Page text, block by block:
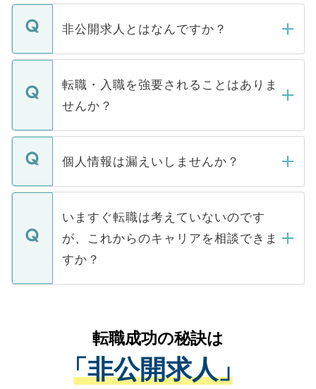
ご登録いただきましたら、弊社担当者がご
登録内容を確認し、その後メールもしくは
ます。通常、5営業日以内にはご連絡をせて
いただきますので、しばらくお待ちくださ
非公開求人とはなんですか？
マイナビDOCTORで取り扱っている求人の
うち約3割は、Webサイトからご覧いただ
けない「非公開求人」です。非公開求人は
下記の理由によって、一般には公開してい
ません。
■応募殺到を避けるため 人気のある医療機
関を公にしてしまうと、応募が殺到する場
に、医療機関が求める条件に合った人材の
みを人材紹介会社に依頼するケースが増え
ています。
転職・入職を強要されることはありま
せんか？
転職・入職を強要することは一切ありませ
ん。また、仮に応募先から内定をいただい
定を承諾する必要はありません。内定先へ
の辞退の連絡はキャリアパートナーが行い
個人情報は漏えいしませんか？
個人情報が漏えいすることはありませんの
で、ご安心ください。当サイトからの登録
などで収集したご登録者様の個人情報は、
ご本人のキャリアアップおよび転職活動の
支援を目的に使用いたします。お預かりし
ているすべての個人データはご本人の許可
は、個人情報の取り扱いについての厳密な
管理基準を満たした事業者のみに付与され
る、プライバシーマークを取得済みです。
いますぐ転職は考えていないのです
が、これからのキャリアを相談できま
すか？
かがいして、現在の医療機関の状況や紹介
経験をまじえながら、適切なアドバイスを
させていただきます。すぐにご転職をされ
ない方には、長期的なサポートが可能です
転職成功の秘訣は
「非公開求人」